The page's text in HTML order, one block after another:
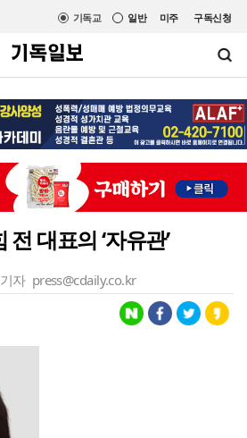
미주 구독신청
일반
기독교
대표의 ‘자유관’
자 press@cdaily.co.kr